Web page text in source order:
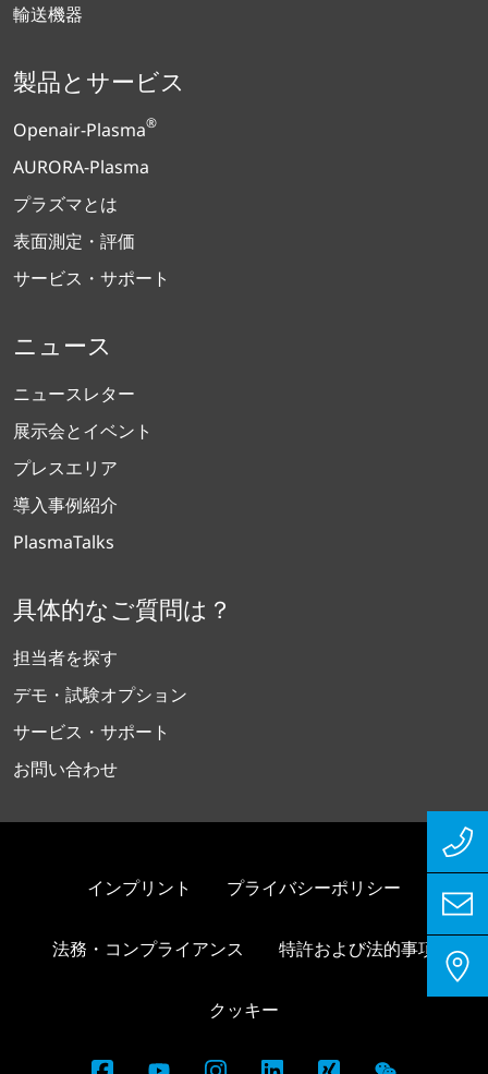
輸送機器
製品とサービス
Openair-Plasma®
AURORA-Plasma
プラズマとは
表面測定・評価
サービス・サポート
ニュース
ニュースレター
展示会とイベント
プレスエリア
導入事例紹介
PlasmaTalks
具体的なご質問は？
担当者を探す
デモ・試験オプション
サービス・サポート
お問い合わせ
インプリント プライバシーポリシー
法務・コンプライアンス 特許および法的事項
クッキー